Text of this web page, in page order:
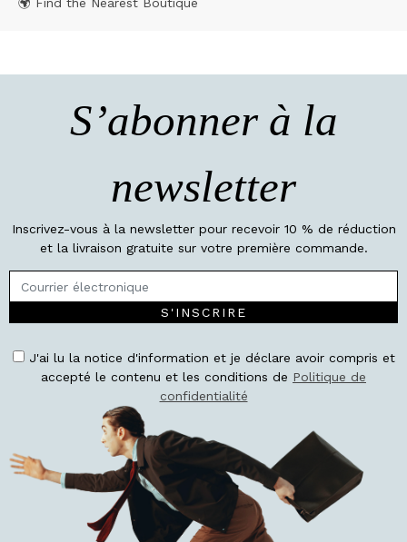
S’abonner à la
newsletter
Inscrivez-vous à la newsletter pour recevoir 10 % de réduction
et la livraison gratuite sur votre première commande.
S'INSCRIRE
J'ai lu la notice d'information et je déclare avoir compris et
accepté le contenu et les conditions de Politique de
confidentialité